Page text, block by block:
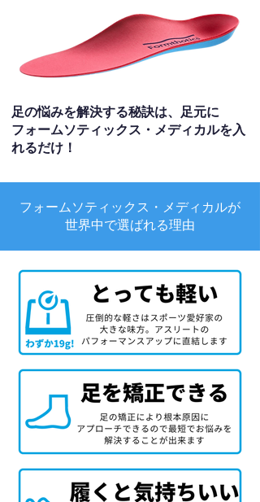
足の悩みを解決する秘訣は、足元に
フォームソティックス・メディカルを入
れるだけ！
フォームソティックス・メディカルが
世界中で選ばれる理由